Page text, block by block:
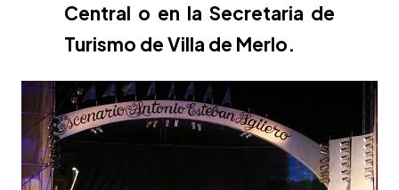
Central o en la Secretaria de
Turismo de Villa de Merlo.